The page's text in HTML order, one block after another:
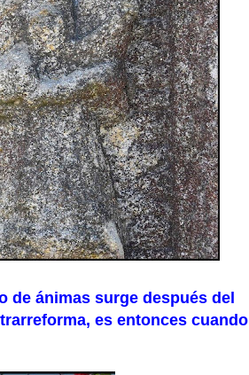
ánimas surge después del
es entonces cuando